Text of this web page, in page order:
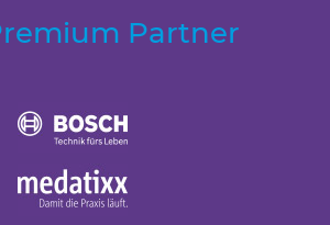
Partner